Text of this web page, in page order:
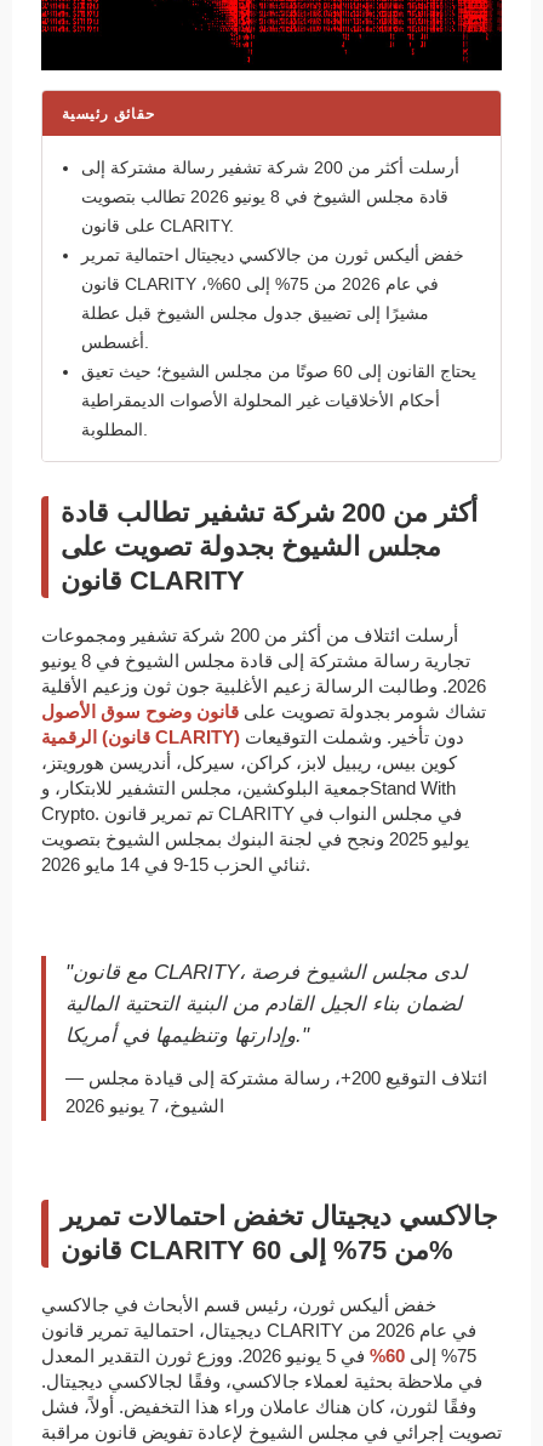
حقائق رئيسية
أرسلت أكثر من 200 شركة تشفير رسالة مشتركة إلى
قادة مجلس الشيوخ في 8 يونيو 2026 تطالب بتصويت
على قانون CLARITY.
خفض أليكس ثورن من جالاكسي ديجيتال احتمالية تمرير
قانون CLARITY في عام 2026 من 75% إلى 60%،
مشيرًا إلى تضييق جدول مجلس الشيوخ قبل عطلة
يحتاج القانون إلى 60 صوتًا من مجلس الشيوخ؛ حيث تعيق
أحكام الأخلاقيات غير المحلولة الأصوات الديمقراطية
أكثر من 200 شركة تشفير تطالب قادة
مجلس الشيوخ بجدولة تصويت على
قانون CLARITY
أرسلت ائتلاف من أكثر من 200 شركة تشفير ومجموعات
تجارية رسالة مشتركة إلى قادة مجلس الشيوخ في 8 يونيو
2026. وطالبت الرسالة زعيم الأغلبية جون ثون وزعيم الأقلية
تشاك شومر بجدولة تصويت على قانون وضوح سوق الأصول
الرقمية (قانون CLARITY)
كوين بيس، ريبيل لابز، كراكن، سيركل، أندريسن هورويتز،
جمعية البلوكشين، مجلس التشفير للابتكار، وStand With
Crypto. تم تمرير قانون CLARITY في مجلس النواب في
يوليو 2025 ونجح في لجنة البنوك بمجلس الشيوخ بتصويت
ثنائي الحزب 15-9 في 14 مايو 2026.
"مع قانون CLARITY، لدى مجلس الشيوخ فرصة
لضمان بناء الجيل القادم من البنية التحتية المالية
وإدارتها وتنظيمها في أمريكا."
— ائتلاف التوقيع 200+، رسالة مشتركة إلى قيادة مجلس
الشيوخ، 7 يونيو 2026
جالاكسي ديجيتال تخفض احتمالات تمرير
قانون CLARITY من 75% إلى 60%
خفض أليكس ثورن، رئيس قسم الأبحاث في جالاكسي
ديجيتال، احتمالية تمرير قانون CLARITY في عام 2026 من
75% إلى
60%
في 5 يونيو 2026. ووزع ثورن التقدير المعدل
في ملاحظة بحثية لعملاء جالاكسي، وفقًا لجالاكسي ديجيتال.
وفقًا لثورن، كان هناك عاملان وراء هذا التخفيض. أولاً، فشل
تصويت إجرائي في مجلس الشيوخ لإعادة تفويض قانون مراقبة